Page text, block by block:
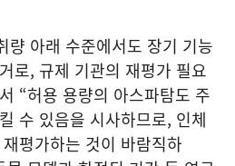
량 아래 수준에서도 장기 기능
로, 규제 기관의 재평가 필요
“허용 용량의 아스파탐도 주
수 있음을 시사하므로, 인체
평가하는 것이 바람직하